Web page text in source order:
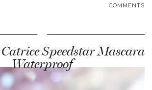
COMMENTS
Speedstar Mascara
Waterproof